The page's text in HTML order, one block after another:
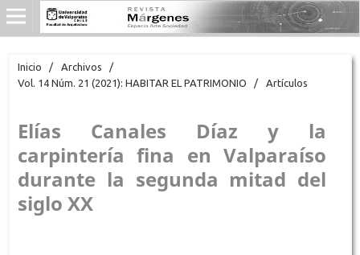
Inicio / Archivos
/
Vol. 14 Núm. 21 (2021): HABITAR EL PATRIMONIO
/ Artículos
Elías Canales Díaz y la
carpintería fina en Valparaíso
durante la segunda mitad del
siglo XX